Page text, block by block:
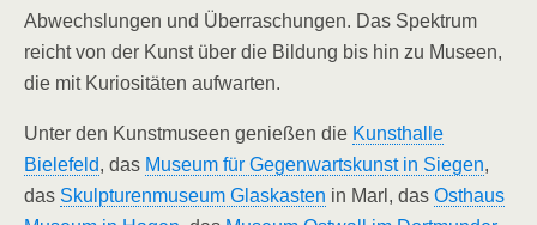
Abwechslungen und Überraschungen. Das Spektrum
reicht von der Kunst über die Bildung bis hin zu Museen,
die mit Kuriositäten aufwarten.
Unter den Kunstmuseen genießen die Kunsthalle
Bielefeld, das Museum für Gegenwartskunst in Siegen,
das Skulpturenmuseum Glaskasten in Marl, das Osthaus